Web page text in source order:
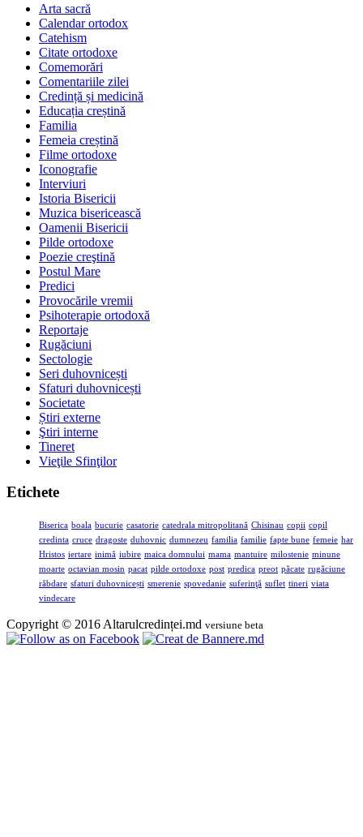
Arta sacră
Calendar ortodox
Catehism
Citate ortodoxe
Comemorări
Comentariile zilei
Credință și medicină
Educația creștină
Familia
Femeia creștină
Filme ortodoxe
Iconografie
Interviuri
Istoria Bisericii
Muzica bisericească
Oamenii Bisericii
Pilde ortodoxe
Poezie creştină
Postul Mare
Predici
Provocările vremii
Psihoterapie ortodoxă
Reportaje
Rugăciuni
Sectologie
Seri duhovnicești
Sfaturi duhovnicești
Societate
Știri externe
Ştiri interne
Tineret
Vieţile Sfinţilor
Etichete
Biserica boala bucurie casatorie catedrala mitropolitană Chisinau copii copil
credinta cruce dragoste duhovnic dumnezeu familia familie fapte bune femeie har
Hristos iertare inimă iubire maica domnului mama mantuire milostenie minune
moarte octavian mosin pacat pilde ortodoxe post predica preot păcate rugăciune
răbdare sfaturi duhovnicești smerenie spovedanie suferinţă suflet tineri viata
vindecare
Copyright © 2016 Altarulcredinței.md versiune beta